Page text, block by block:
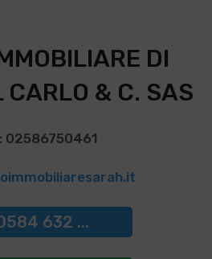
DI
CARLO & C. SAS
02586750461
632 ...